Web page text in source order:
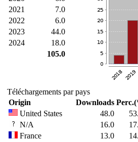
2021
7.0
2022
6.0
2023
44.0
2024
18.0
105.0
Téléchargements par pays
Origin
Downloads
United States
48.0
N/A
16.0
France
13.0